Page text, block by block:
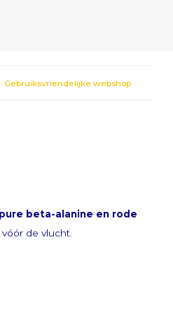
Gebruiksvriendelijke webshop
beta-alanine en rode
de vlucht.